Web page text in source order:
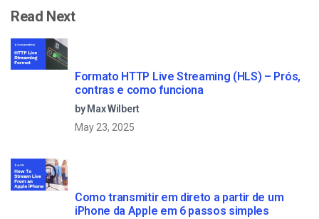
Read Next
Formato HTTP Live Streaming (HLS) – Prós,
contras e como funciona
by Max Wilbert
May 23, 2025
Como transmitir em direto a partir de um
iPhone da Apple em 6 passos simples